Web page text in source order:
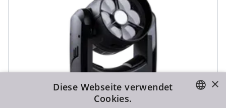
×
Diese Webseite verwendet
Cookies.